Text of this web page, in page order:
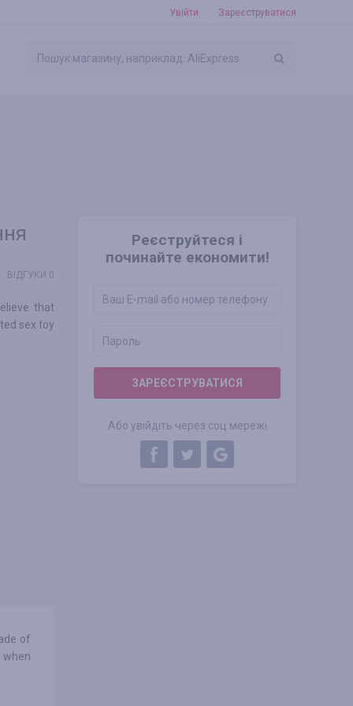
Увійти Зареєструватися
Реєструйтеся і
починайте економити!
ЗАРЕЄСТРУВАТИСЯ
Або увійдіть через соц мережі
ВІДГУКИ 0
that
sex toy
of
when